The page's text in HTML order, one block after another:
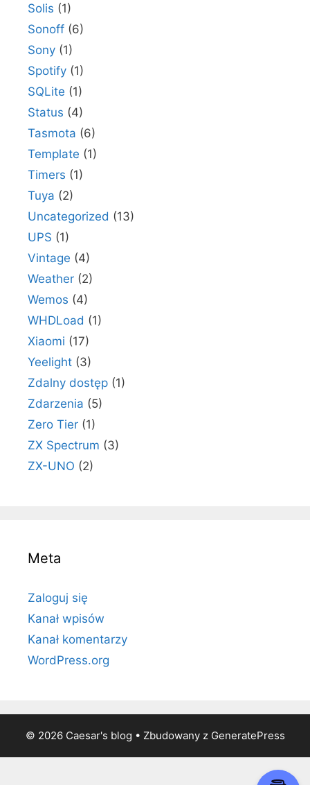
Solis (1)
Sonoff (6)
Sony (1)
Spotify (1)
SQLite (1)
Status (4)
Tasmota (6)
Template (1)
Timers (1)
Tuya (2)
Uncategorized (13)
UPS (1)
Vintage (4)
Weather (2)
Wemos (4)
WHDLoad (1)
Xiaomi (17)
Yeelight (3)
Zdalny dostęp (1)
Zdarzenia (5)
Zero Tier (1)
ZX Spectrum (3)
ZX-UNO (2)
Meta
Zaloguj się
Kanał wpisów
Kanał komentarzy
WordPress.org
© 2026 Caesar's blog • Zbudowany z GeneratePress